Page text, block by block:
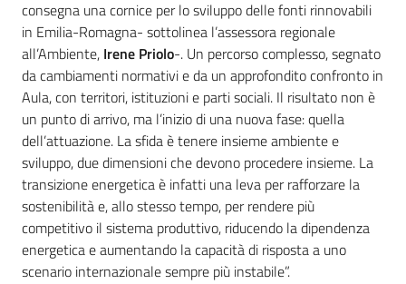
consegna una cornice per lo sviluppo delle fonti rinnovabili
in Emilia-Romagna- sottolinea l’assessora regionale
all’Ambiente, Irene Priolo-. Un percorso complesso, segnato
da cambiamenti normativi e da un approfondito confronto in
Aula, con territori, istituzioni e parti sociali. Il risultato non è
un punto di arrivo, ma l’inizio di una nuova fase: quella
dell’attuazione. La sfida è tenere insieme ambiente e
sviluppo, due dimensioni che devono procedere insieme. La
transizione energetica è infatti una leva per rafforzare la
sostenibilità e, allo stesso tempo, per rendere più
competitivo il sistema produttivo, riducendo la dipendenza
energetica e aumentando la capacità di risposta a uno
scenario internazionale sempre più instabile”.